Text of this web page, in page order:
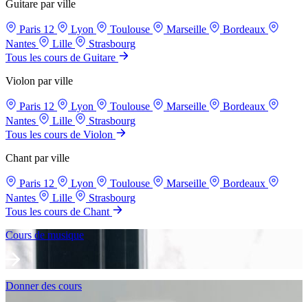
Guitare par ville
Paris 12 Lyon Toulouse Marseille
Bordeaux
Nantes
Lille
Strasbourg
Tous les cours de Guitare
Violon par ville
Paris 12 Lyon Toulouse Marseille
Bordeaux
Nantes
Lille
Strasbourg
Tous les cours de Violon
Chant par ville
Paris 12 Lyon Toulouse Marseille
Bordeaux
Nantes
Lille
Strasbourg
Tous les cours de Chant
Cours de musique
Donner des cours